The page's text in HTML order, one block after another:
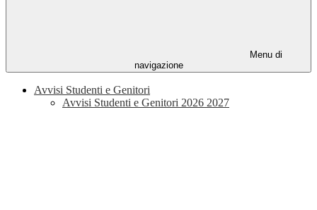
Menu di
navigazione
Avvisi Studenti e Genitori
Avvisi Studenti e Genitori 2026 2027